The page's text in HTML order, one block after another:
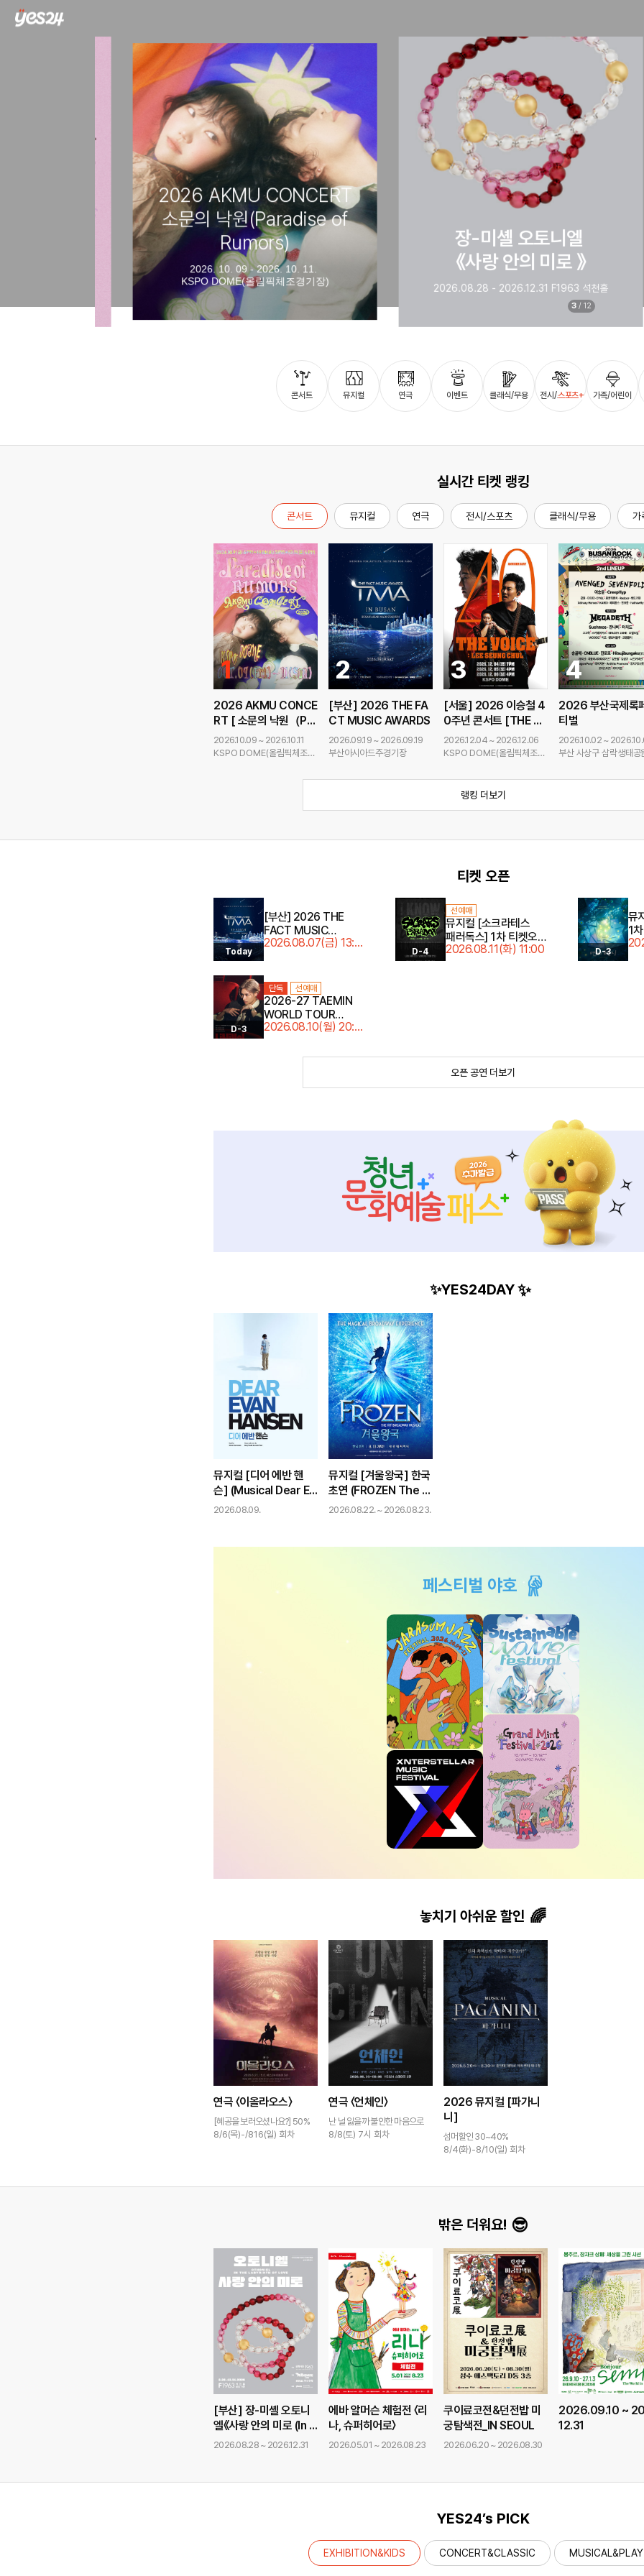
2026 AKMU
CONCERT 소문의 낙원
(Paradise of Rumors)
2026. 10. 09 - 2026. 10. 11.
KSPO DOME(올림픽체조경기장)
장-미셸 오토니엘
《사랑 안의 미로 》
2026.08.28 - 2026.12.31 F1963 석천홀
3 / 12
콘서
콘서트
컬
뮤지컬 연극
이벤
이벤트
클래
클래식/무용
전시/
전시/스포츠+ 가족/어린이
실시간 티켓 랭킹
콘서트 뮤지컬 연극 전시/스포츠 클래식/무용 가
1
2026 AKMU CONCE
RT [ 소문의 낙원（Par
adise of Rumors）]
2026.10.09 ~ 2026.10.11
KSPO DOME(올림픽체조경
2
[부산] 2026 THE FA
CT MUSIC AWARDS
2026.09.19 ~ 2026.09.19
부산아시아드주경기장
3
[서울] 2026 이승철 4
0주년 콘서트 [THE V
OICE: LEE SEUNG C
HUL]
2026.12.04 ~ 2026.12.06
KSPO DOME(올림픽체조경
4
2026 부산국제록
티벌
2026.10.02 ~
부산 사상구 삼락생태공
랭킹 더보기
티켓 오픈
Today
[부산] 2026 THE
FACT MUSIC
AWARDS 2차 티켓
2026.08.07(금) 13:0
D-4
선예매
뮤지컬 [소크라테스
패러독스] 1차 티켓오픈
안내
2026.08.11(화) 11:00 D-3
뮤
1
D-3
단독 선예매
2026-27 TAEMIN
WORLD TOUR
〈LiMiNaL〉 in SEOUL
2026.08.10(월) 20:0
오픈 공연 더보기
YES24DAY
뮤지컬 [디어 에반 핸
슨] (Musical Dear Ev
an Hansen)
2026.08.09.
뮤지컬 [겨울왕국] 한국
초연 (FROZEN The M
usical)
2026.08.22. ~ 2026.08.23.
페스티벌 야호
놓치기 아쉬운 할인
연극 〈이올라오스〉
[혜공을 보러오셨나요?] 50%
8/6(목)-/816(일) 회차
연극 〈언체인〉
난 널 잃을까 불안한 마음으로
살아 50%
8/8(토) 7시 회차
2026 뮤지컬 [파가니
니]
섬머할인 30~40%
8/4(화)-8/10(일) 회차
밖은 더워요!
[부산] 장-미셸 오토니
엘《사랑 안의 미로 (In t
he Labyrinth of Lov
2026.08.28 ~ 2026.12.31
에바 알머슨 체험전 〈리
나, 슈퍼히어로〉
2026.05.01 ~ 2026.08.23
쿠이료코전&던전밥 미
궁탐색전_IN SEOUL
2026.06.20 ~ 2026.08.30
2026.09.10 ~
12.31
YES24’s PICK
EXHIBITION&KIDS CONCERT&CLASSIC MUSICAL&PLAY